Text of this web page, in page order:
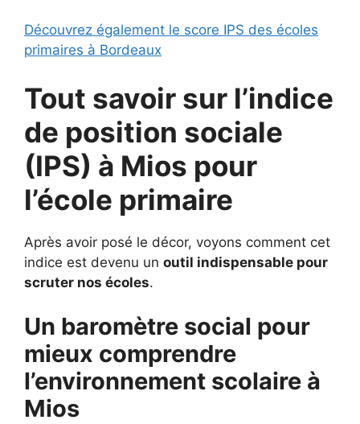
Découvrez également le score IPS des écoles
primaires à Bordeaux
Tout savoir sur l’indice
de position sociale
(IPS) à Mios pour
l’école primaire
Après avoir posé le décor, voyons comment cet
indice est devenu un outil indispensable pour
scruter nos écoles.
Un baromètre social pour
mieux comprendre
l’environnement scolaire à
Mios